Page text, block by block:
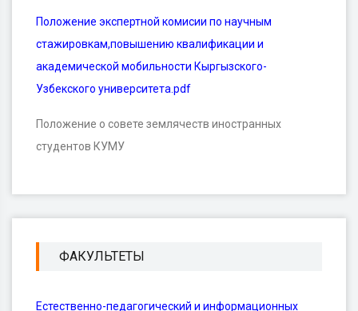
Положение экспертной комисии по научным
стажировкам,повышению квалификации и
академической мобильности Кыргызского-
Узбекского университета.pdf
Положение о совете землячеств иностранных
студентов КУМУ
ФАКУЛЬТЕТЫ
Естественно-педагогический и информационных